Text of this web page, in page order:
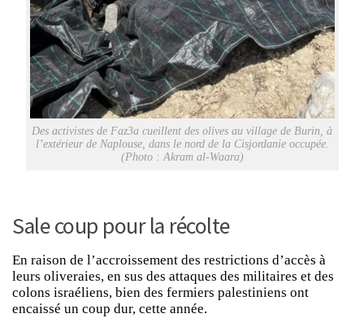
Des activistes de Faz3a cueillent des olives au village de Burin, à
l’extérieur de Naplouse, dans le nord de la Cisjordanie occupée.
(Photo : Akram al-Waara)
Sale coup pour la récolte
En raison de l’accroissement des restrictions d’accès à
leurs oliveraies, en sus des attaques des militaires et des
colons israéliens, bien des fermiers palestiniens ont
encaissé un coup dur, cette année.